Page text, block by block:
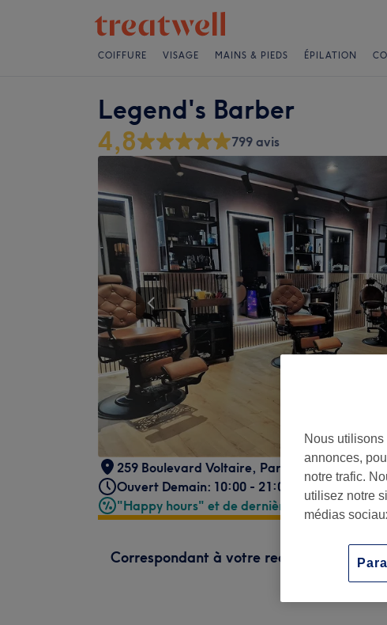
COIFFURE VISAGE MAINS & PIEDS ÉPILATION
Legend's Barber
4,8 799 avis
259 Boulevard Voltaire, Paris Paris, 75011
Ouvert Demain: 10:00 - 21:00
"Happy hours" et de dernière minute
Correspondant à votre recherche
Nous
annonces,
notre trafic.
utilisez notre
médias